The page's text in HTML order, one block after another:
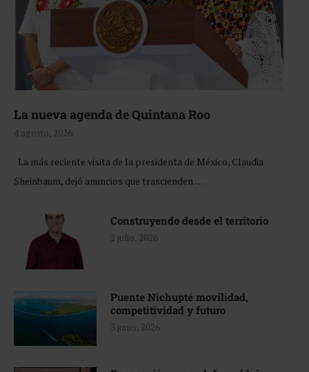
La nueva agenda de Quintana Roo
4 agosto, 2026
La más reciente visita de la presidenta de México, Claudia
Sheinbaum, dejó anuncios que trascienden …
Construyendo desde el territorio
2 julio, 2026
Puente Nichupté movilidad,
competitividad y futuro
3 junio, 2026